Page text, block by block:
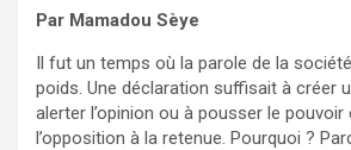
Par Mamadou Sèye
Il fut un temps où la parole de la
poids. Une déclaration suffisait à créer
alerter l’opinion ou à pousser le pouvoir
l’opposition à la retenue. Pourquoi ?